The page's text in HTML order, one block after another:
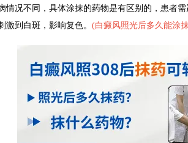
情况不同，具体涂抹的药物是有区别的，患者
激到白斑，影响复色。 (白癜风照光后多久能涂